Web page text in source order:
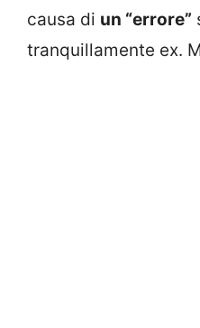
causa di un “errore”
tranquillamente ex.